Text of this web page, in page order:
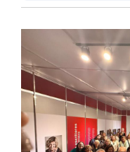
Salud
General
La
Ciudad
Deportes
Arte